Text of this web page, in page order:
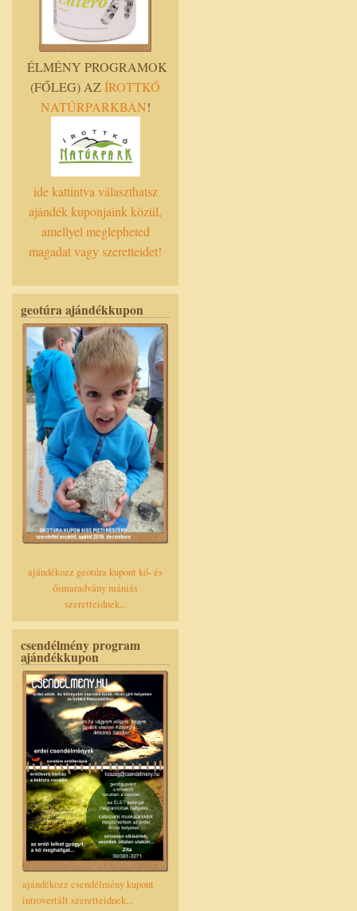
ÉLMÉNY PROGRAMOK
(FŐLEG) AZÍROTTKŐ
NATÚRPARKBAN!
ide kattintva választhatsz
ajándék kuponjaink közül,
amellyel meglepheted
magadat vagy szeretteidet!
geotúra ajándékkupon
ajándékozz geotúra kupont kő- és
ősmaradvány mániás
szeretteidnek...
csendélmény program
ajándékkupon
ajándékozz csendélmény kupont
introvertált szeretteidnek...